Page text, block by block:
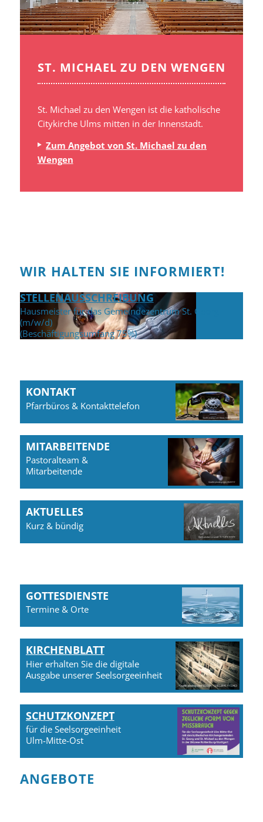
ST. MICHAEL ZU DEN WENGEN
St. Michael zu den Wengen ist die katholische
Citykirche Ulms mitten in der Innenstadt.
Zum Angebot von St. Michael zu den
Wengen
WIR HALTEN SIE INFORMIERT!
STELLENAUSSCHREIBUNG
Hausmeister für das Gemeindezentrum St. Georg
(m/w/d)
(Beschäftigungsumfang 75%)
KONTAKT
Pfarrbüros & Kontakttelefon
MITARBEITENDE
Pastoralteam &
Mitarbeitende
AKTUELLES
Kurz & bündig
GOTTESDIENSTE
Termine & Orte
KIRCHENBLATT
Hier erhalten Sie die digitale
Ausgabe unserer Seelsorgeeinheit
SCHUTZKONZEPT
für die Seelsorgeeinheit
Ulm-Mitte-Ost
ANGEBOTE